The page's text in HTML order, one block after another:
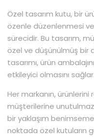
Özel tasarım kutu, bir
özenle düzenlenmesi
sürecidir. Bu tasarım,
özel ve düşünülmüş bir
tasarımı, ürün
etkileyici olmasını sağlar.
Her markanın,
müşterilerine
bir yaklaşım
noktada özel kutuların